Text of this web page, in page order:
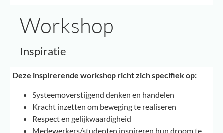
Workshop
Inspiratie
Deze inspirerende workshop richt zich specifiek op:
Systeemoverstijgend denken en handelen
Kracht inzetten om beweging te realiseren
Respect en gelijkwaardigheid
Medewerkers/studenten inspireren hun droom te